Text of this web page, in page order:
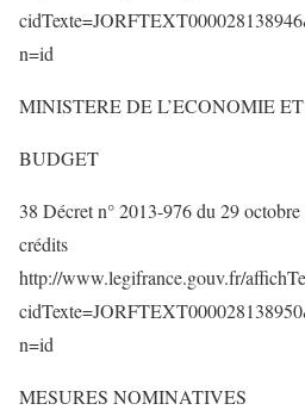
n=id
MINISTERE DE L’ECONOMIE
BUDGET
38 Décret n° 2013-976 du 29
crédits
http://www.legifrance.gouv.fr/
n=id
MESURES NOMINATIVES